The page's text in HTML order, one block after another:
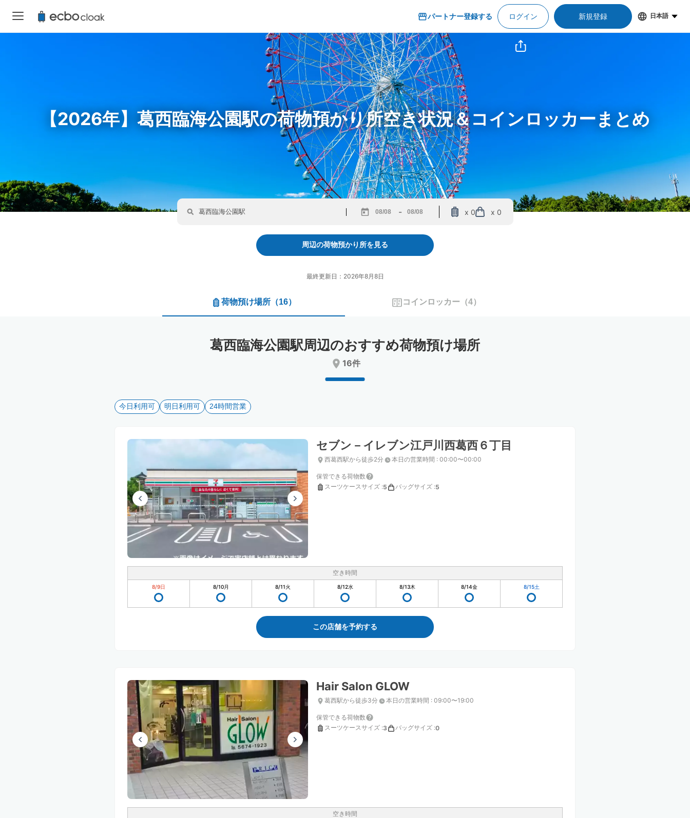
パートナー登録する ログイン 新規登録 日本語
【2026年】葛西臨海公園駅の荷物預かり所空き状況＆コインロッカーまとめ
forward
to
interact
the
select
the
changing
dates.
-
backward
interact
select
Press
the
for
changing
dates.
x 0 x 0
周辺の荷物預かり所を見る
最終更新日：2026年8月8日
荷物預け場所 （16） コインロッカー （4）
葛西臨海公園駅周辺のおすすめ荷物預け場所
16件
今日利用可 明日利用可 24時間営業
セブン－イレブン江戸川西葛西６丁目
西葛西駅から徒歩2分 本日の営業時間 : 00:00〜00:00
保管できる荷物数
スーツケースサイズ :5 バッグサイズ :5
空き時間
8/9日 8/10月 8/11火 8/12水 8/13木 8/14金 8/15土
この店舗を予約する
Hair Salon GLOW
葛西駅から徒歩3分 本日の営業時間 : 09:00〜19:00
保管できる荷物数
スーツケースサイズ :3 バッグサイズ :0
空き時間